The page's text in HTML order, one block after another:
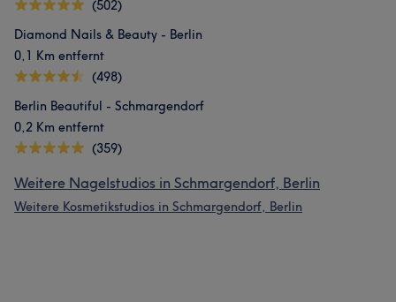
(502)
Diamond Nails & Beauty - Berlin
0,1 Km entfernt
(498)
Berlin Beautiful - Schmargendorf
0,2 Km entfernt
(359)
Weitere Nagelstudios in Schmargendorf, Berlin
Weitere Kosmetikstudios in Schmargendorf, Berlin